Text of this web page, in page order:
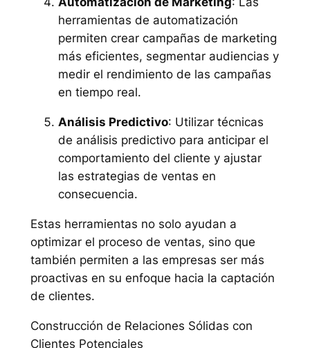
herramientas de automatización
permiten crear campañas de marketing
más eficientes, segmentar audiencias y
medir el rendimiento de las campañas
en tiempo real.
Análisis Predictivo: Utilizar técnicas
de análisis predictivo para anticipar el
comportamiento del cliente y ajustar
las estrategias de ventas en
consecuencia.
Estas herramientas no solo ayudan a
optimizar el proceso de ventas, sino que
también permiten a las empresas ser más
proactivas en su enfoque hacia la captación
de clientes.
Construcción de Relaciones Sólidas con
Clientes Potenciales